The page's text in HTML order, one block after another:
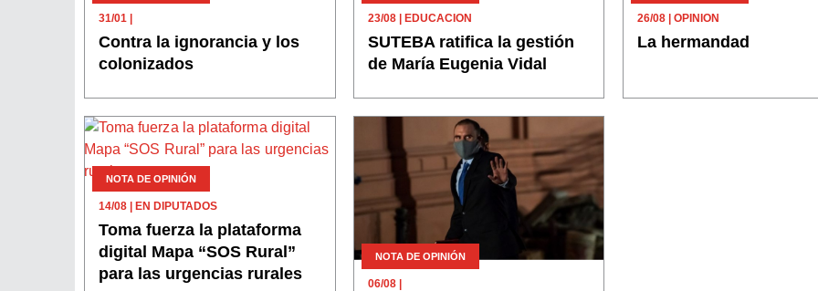
31/01
Contra la ignorancia y los
colonizados
23/08| EDUCACION
SUTEBA ratifica la gestión
de María Eugenia Vidal
26/08| OPINION
La hermandad
NOTA DE OPINIÓN
14/08 | EN DIPUTADOS
Toma fuerza la plataforma
digital Mapa “SOS Rural”
para las urgencias rurales
NOTA DE OPINIÓN
06/08|